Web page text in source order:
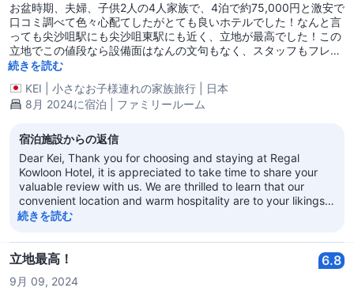
お盆時期、夫婦、子供2人の4人家族で、4泊で約75,000円と激安で
口コミ調べて色々心配てしたがとても良いホテルでした！なんと言
っても尖沙咀駅にも尖沙咀東駅にも近く、立地が最高でした！この
立地でこの値段なら設備面はなんの文句もなく、スタッフもフレン
ドリーで、今後の香港の定宿にしたいです。
続きを読む
KEI
小さなお子様連れの家族旅行
日本
8月 2024に宿泊 | ファミリールーム
宿泊施設からの返信
Dear Kei, Thank you for choosing and staying at Regal
Kowloon Hotel, it is appreciated to take time to share your
valuable review with us. We are thrilled to learn that our
convenient location and warm hospitality are to your likings.
Thank you for your trusting and we look forward to
regards, Regal Kowloon Hotel
続きを読む
立地最高！ 6.8
9月 09, 2024